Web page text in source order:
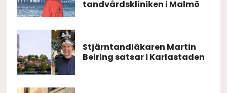
tandvårdskliniken i Malmö
Stjärntandläkaren Martin
Beiring satsar i Karlastaden